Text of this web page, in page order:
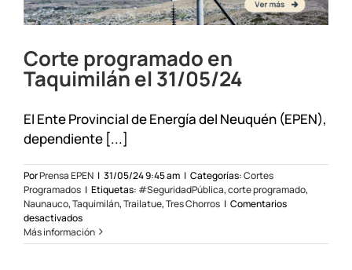
Corte programado en
Taquimilán el 31/05/24
El Ente Provincial de Energía del Neuquén (EPEN),
dependiente [...]
PorPrensa EPEN | 31/05/24 9:45 am | Categorías:Cortes
Programados | Etiquetas: #SeguridadPública,corte programado,
Naunauco,Taquimilán,Trailatue,Tres Chorros | Comentarios
desactivadosen
Corte
programado
Más información